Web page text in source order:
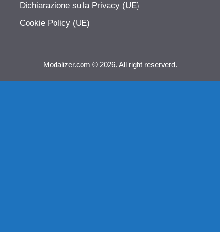
Dichiarazione sulla Privacy (UE)
Cookie Policy (UE)
Modalizer.com © 2026. All right reserverd.